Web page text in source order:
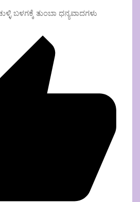
ಬಳಗಕ್ಕೆ ತುಂಬಾ ಧನ್ಯವಾದಗಳು